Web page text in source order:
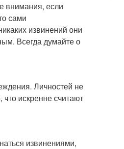
внимания, если
сами
извинений они
Всегда думайте о
Личностей не
искренне считают
извинениями,